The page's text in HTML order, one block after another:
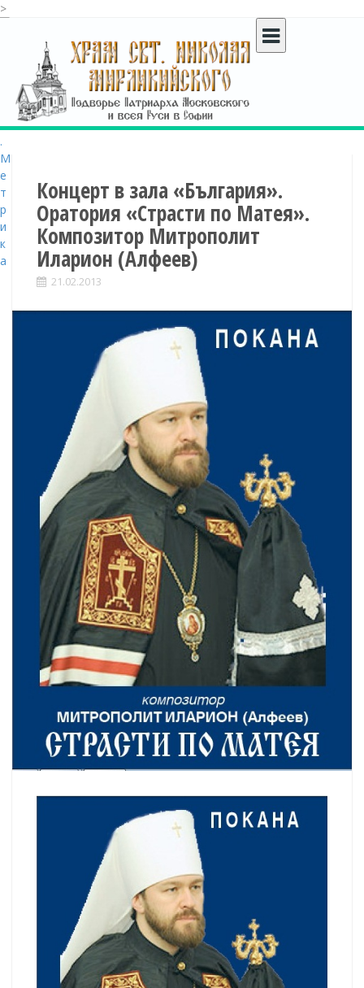
>
c
o
n
t
e
n
t
Концерт в зала «България».
Оратория «Страсти по Матея».
Композитор Митрополит
Иларион (Алфеев)
21.02.2013